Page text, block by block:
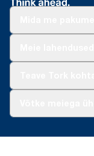
+37253322264